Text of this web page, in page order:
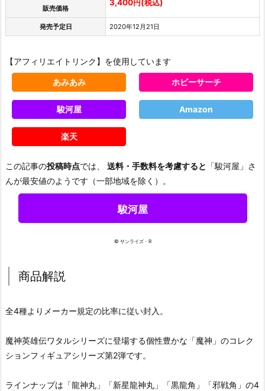
販売価格
3,400円(税込)
発売予定日 2020年12月21日
【アフィリエイトリンク】を使用しています
あみあみ ホビーサーチ
駿河屋 Amazon
楽天
この記事の投稿時点では、 送料・手数料を考慮すると 「駿河屋」さ
んが最安値のようです（一部地域を除く）。
駿河屋
© サンライズ・R
商品解説
全4種よりメーカー規定の比率に従い封入。
魔神英雄伝ワタルシリーズに登場する個性豊かな「魔神」のコレク
ションフィギュアシリーズ第2弾です。
ラインナップは「龍神丸」「新星龍神丸」「黒龍角」「邪戦角」の4